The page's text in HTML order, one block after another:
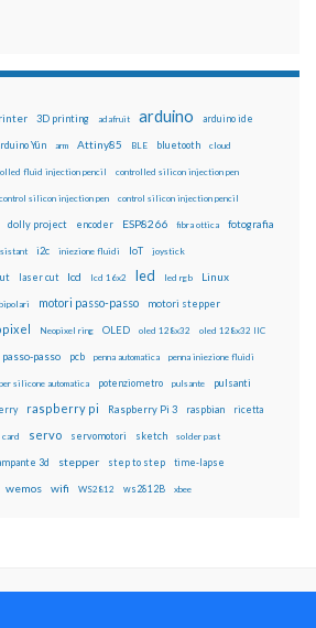
3D printing adafruit arduino arduino ide
Yún arm Attiny85 BLE bluetooth cloud
fluid injection pencil controlled silicon injection pen
control silicon injection pen control silicon injection pencil
dolly project encoder ESP8266 fibra ottica fotografia
i2c iniezione fluidi IoT joystick
laser cut lcd lcd 16x2 led led rgb Linux
motori passo-passo motori stepper
Neopixel ring OLED oled 128x32 oled 128x32 IIC
passo-passo pcb penna automatica penna iniezione fluidi
silicone automatica potenziometro pulsante pulsanti
raspberry pi Raspberry Pi 3 raspbian ricetta
card servo servomotori sketch solder past
3d stepper step to step time-lapse
wemos wifi WS2812 ws2812B xbee